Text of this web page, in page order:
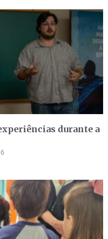
durante a